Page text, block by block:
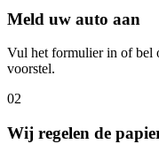
Meld uw auto aan
Vul het formulier in of bel
voorstel.
02
Wij regelen de